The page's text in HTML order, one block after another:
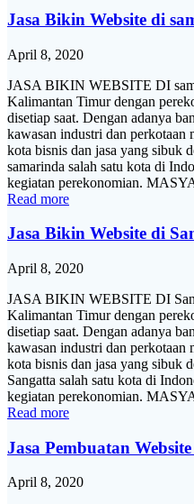
Jasa Bikin Website di
April 8, 2020
JASA BIKIN WEBSITE DI
Kalimantan Timur dengan
disetiap saat. Dengan adanya
kawasan industri dan
kota bisnis dan jasa yang sibuk
samarinda salah satu kota di
kegiatan perekonomian.
Read more
Jasa Bikin Website di
April 8, 2020
JASA BIKIN WEBSITE DI
Kalimantan Timur dengan
disetiap saat. Dengan adanya
kawasan industri dan
kota bisnis dan jasa yang sibuk
Sangatta salah satu kota di
kegiatan perekonomian.
Read more
Jasa Pembuatan
April 8, 2020